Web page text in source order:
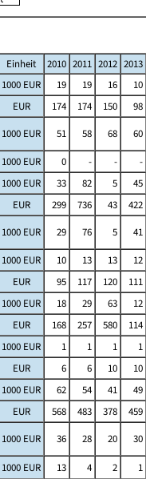
Einheit 2010 2011 2012 2013
1000 EUR 19 19 16 10
EUR 174 174 150 98
1000 EUR 51 58 68 60
1000 EUR 0 - - -
1000 EUR 33 82 5 45
EUR 299 736 43 422
1000 EUR 29 76 5 41
1000 EUR 10 13 13 12
EUR 95 117 120 111
1000 EUR 18 29 63 12
EUR 168 257 580 114
1000 EUR 1 1 1 1
EUR 6 6 10 10
1000 EUR 62 54 41 49
EUR 568 483 378 459
1000 EUR 36 28 20 30
1000 EUR 13 4 2 1